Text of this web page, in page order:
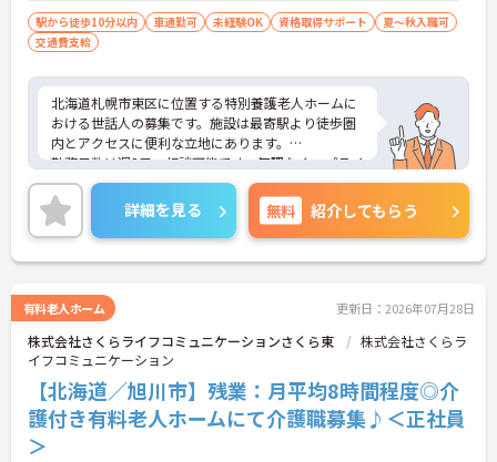
駅から徒歩10分以内 車通勤可 未経験OK 資格取得サポート
夏～秋入職可
交通費支給
北海道札幌市東区に位置する特別養護老人ホームに
おける世話人の募集です。施設は最寄駅より徒歩圏
内とアクセスに便利な立地にあります。
勤務日数は週2日～相談可能です。無理なく。プライ
ベートを大切にしながらご勤務いただけます。
ご興味のある方には、面接対策ポイントなど、さら
に詳細をご案内しますのでお気軽にご相談くださ
い！
詳細を見る 無料 紹介してもらう
有料老人ホーム 更新日：2026年07月28日
株式会社さくらライフコミュニケーションさくら東
株式会社さくらラ
イフコミュニケーション
【北海道／旭川市】残業：月平均8時間程度◎介
護付き有料老人ホームにて介護職募集♪＜正社員
＞